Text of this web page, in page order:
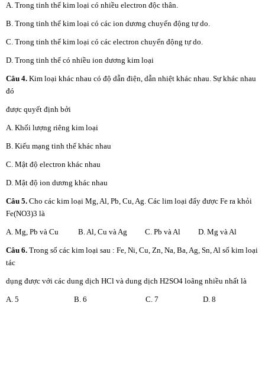
A. Trong tinh thể kim loại có nhiều electron độc thân.
B. Trong tinh thể kim loại có các ion dương chuyển động tự do.
C. Trong tinh thể kim loại có các electron chuyển động tự do.
D. Trong tinh thể có nhiều ion dương kim loại
Câu 4. Kim loại khác nhau có độ dẫn điện, dẫn nhiệt khác nhau. Sự khác nhau
đó
được quyết định bởi
A. Khối lượng riêng kim loại
B. Kiểu mạng tinh thể khác nhau
C. Mật độ electron khác nhau
D. Mật độ ion dương khác nhau
Câu 5. Cho các kim loại Mg, Al, Pb, Cu, Ag. Các lim loại đẩy được Fe ra khỏi
Fe(NO3)3 là
A. Mg, Pb và Cu B. Al, Cu và Ag C. Pb và Al D. Mg và Al
Câu 6. Trong số các kim loại sau : Fe, Ni, Cu, Zn, Na, Ba, Ag, Sn, Al số kim loại
tác
dụng được với các dung dịch HCl và dung dịch H2SO4 loãng nhiều nhất là
A. 5 B. 6 C. 7 D. 8